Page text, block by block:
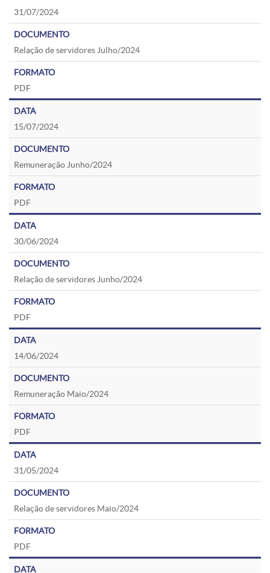
31/07/2024
Relação de servidores Julho/2024
PDF
15/07/2024
Remuneração Junho/2024
PDF
30/06/2024
Relação de servidores Junho/2024
PDF
14/06/2024
Remuneração Maio/2024
PDF
31/05/2024
Relação de servidores Maio/2024
PDF